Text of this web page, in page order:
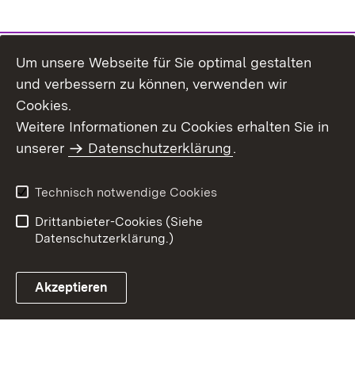
Um unsere Webseite für Sie optimal gestalten
und verbessern zu können, verwenden wir
Cookies.
Weitere Informationen zu Cookies erhalten Sie in
unserer
Datenschutzerklärung.
Technisch notwendige Cookies
Drittanbieter-Cookies (Siehe
Datenschutzerklärung.)
Akzeptieren